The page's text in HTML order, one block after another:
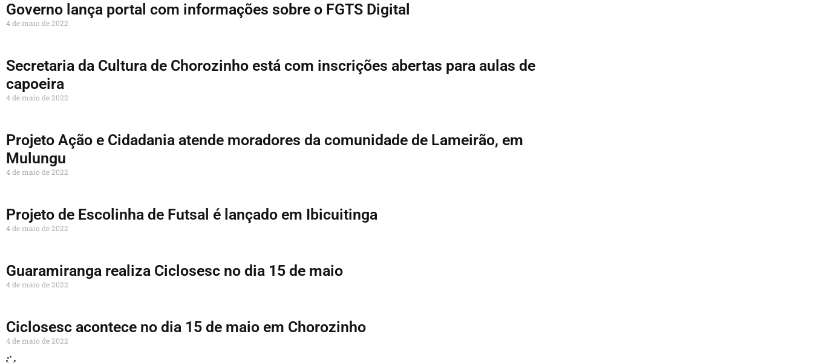
Governo lança portal com informações sobre o FGTS Digital
4 de maio de 2022
Secretaria da Cultura de Chorozinho está com inscrições abertas para aulas de
capoeira
4 de maio de 2022
Projeto Ação e Cidadania atende moradores da comunidade de Lameirão, em
Mulungu
4 de maio de 2022
Projeto de Escolinha de Futsal é lançado em Ibicuitinga
4 de maio de 2022
Guaramiranga realiza Ciclosesc no dia 15 de maio
4 de maio de 2022
Ciclosesc acontece no dia 15 de maio em Chorozinho
4 de maio de 2022